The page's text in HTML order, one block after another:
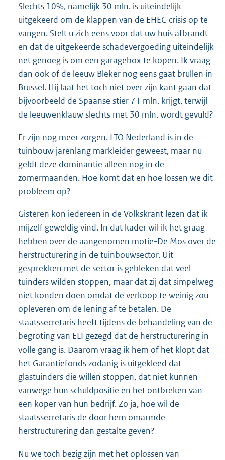
Slechts 10%, namelijk 30 mln. is uiteindelijk
uitgekeerd om de klappen van de EHEC-crisis op te
vangen. Stelt u zich eens voor dat uw huis afbrandt
en dat de uitgekeerde schadevergoeding uiteindelijk
net genoeg is om een garagebox te kopen. Ik vraag
dan ook of de leeuw Bleker nog eens gaat brullen in
Brussel. Hij laat het toch niet over zijn kant gaan dat
bijvoorbeeld de Spaanse stier 71 mln. krijgt, terwijl
de leeuwenklauw slechts met 30 mln. wordt gevuld?
Er zijn nog meer zorgen. LTO Nederland is in de
tuinbouw jarenlang markleider geweest, maar nu
geldt deze dominantie alleen nog in de
zomermaanden. Hoe komt dat en hoe lossen we dit
probleem op?
Gisteren kon iedereen in de Volkskrant lezen dat ik
mijzelf geweldig vind. In dat kader wil ik het graag
hebben over de aangenomen motie-De Mos over de
herstructurering in de tuinbouwsector. Uit
gesprekken met de sector is gebleken dat veel
tuinders wilden stoppen, maar dat zij dat simpelweg
niet konden doen omdat de verkoop te weinig zou
opleveren om de lening af te betalen. De
staatssecretaris heeft tijdens de behandeling van de
begroting van ELI gezegd dat de herstructurering in
volle gang is. Daarom vraag ik hem of het klopt dat
het Garantiefonds zodanig is uitgekleed dat
glastuinders die willen stoppen, dat niet kunnen
vanwege hun schuldpositie en het ontbreken van
een koper van hun bedrijf. Zo ja, hoe wil de
staatssecretaris de door hem omarmde
herstructurering dan gestalte geven?
Nu we toch bezig zijn met het oplossen van